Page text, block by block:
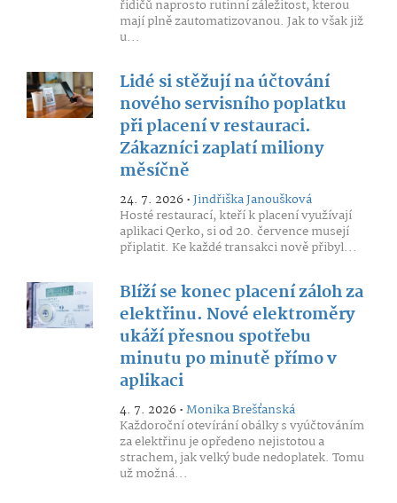
řidičů naprosto rutinní záležitost, kterou
mají plně zautomatizovanou. Jak to však již
u...
Lidé si stěžují na účtování
nového servisního poplatku
při placení v restauraci.
Zákazníci zaplatí miliony
měsíčně
24. 7. 2026 •Jindřiška Janoušková
Hosté restaurací, kteří k placení využívají
aplikaci Qerko, si od 20. července musejí
připlatit. Ke každé transakci nově přibyl...
Blíží se konec placení záloh za
elektřinu. Nové elektroměry
ukáží přesnou spotřebu
minutu po minutě přímo v
aplikaci
4. 7. 2026 •Monika Brešťanská
Každoroční otevírání obálky s vyúčtováním
za elektřinu je opředeno nejistotou a
strachem, jak velký bude nedoplatek. Tomu
už možná...